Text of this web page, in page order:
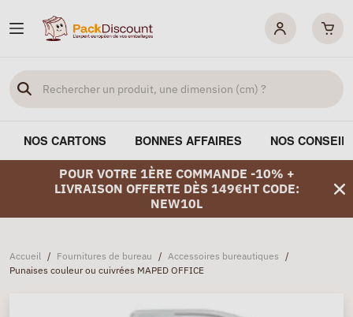
NOS CARTONS BONNES AFFAIRES NOS
POUR VOTRE 1ÈRE COMMANDE -10% +
LIVRAISON OFFERTE DÈS 149€HT CODE:
NEW10L
Accueil / Fournitures de bureau / Accessoires bureautiques /
Punaises couleur ou cuivrées MAPED OFFICE